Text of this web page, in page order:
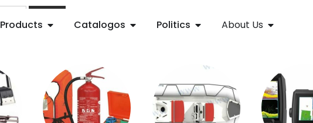
Products Catalogos Politics About Us